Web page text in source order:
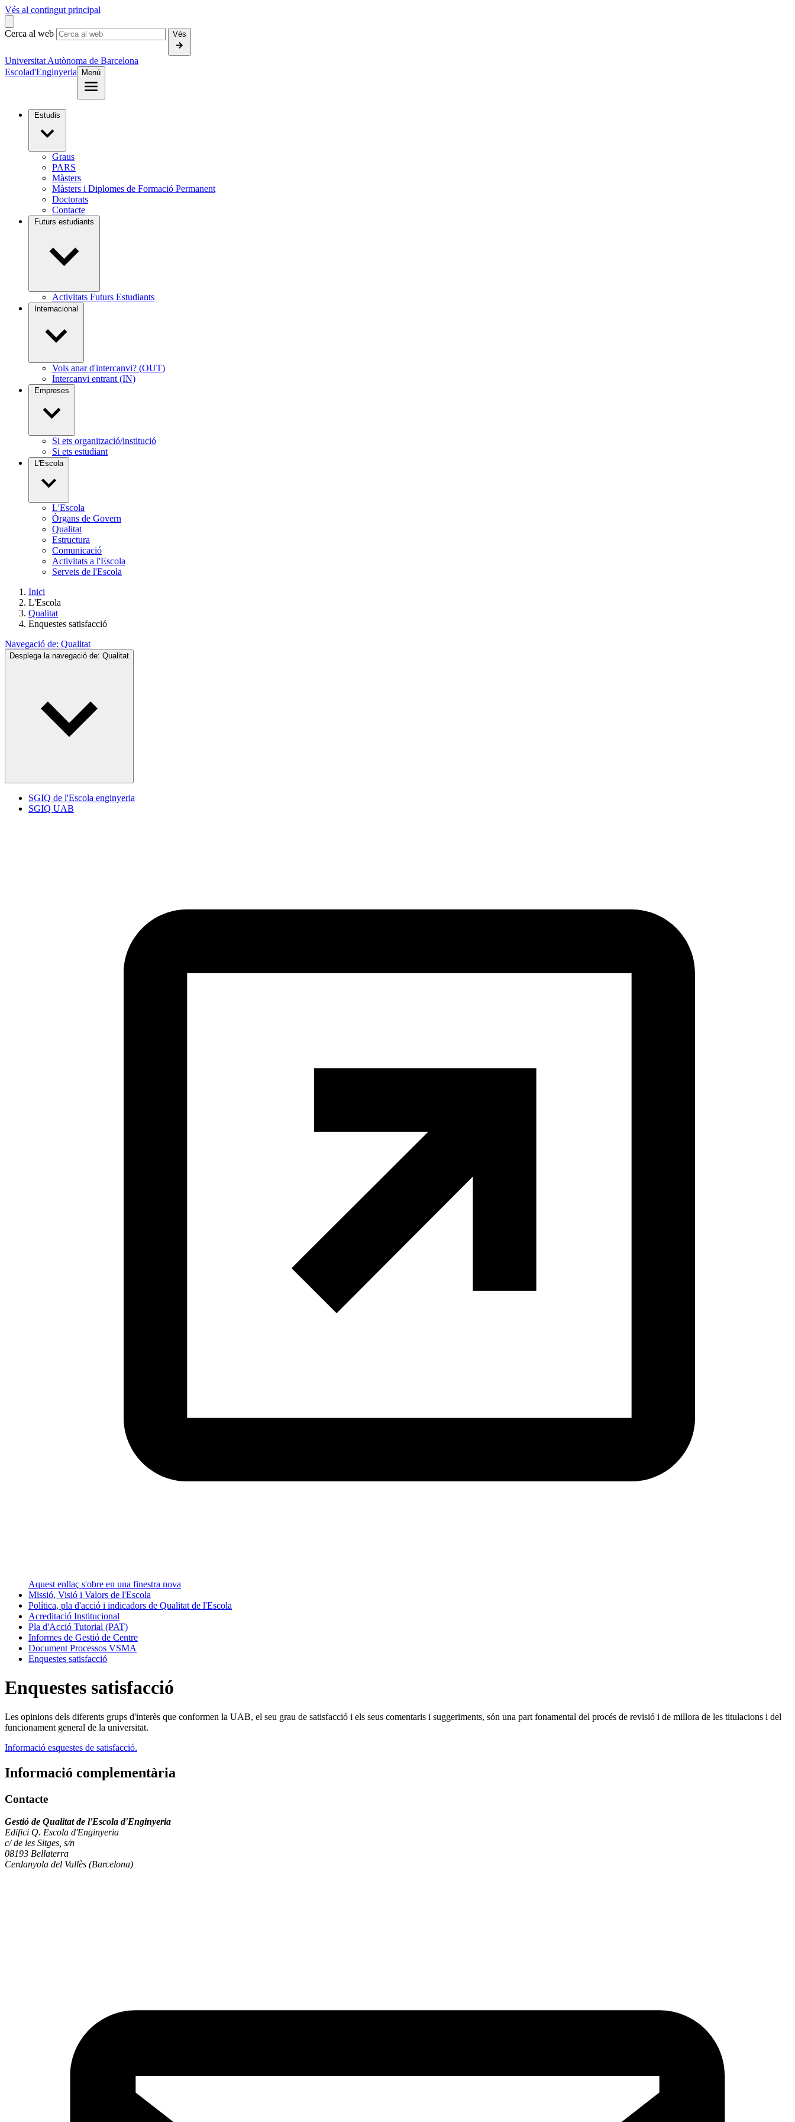
Vés al contingut principal
Cerca al web Vés
Universitat Autònoma de Barcelona
Escolad'Enginyeria Menú
Estudis
Graus
PARS
Màsters
Màsters i Diplomes de Formació Permanent
Doctorats
Contacte
Futurs estudiants
Activitats Futurs Estudiants
Internacional
Vols anar d'intercanvi? (OUT)
Intercanvi entrant (IN)
Empreses
Si ets organització/institució
Si ets estudiant
L'Escola
L'Escola
Òrgans de Govern
Qualitat
Estructura
Comunicació
Activitats a l'Escola
Serveis de l'Escola
Inici
L'Escola
Qualitat
Enquestes satisfacció
Navegació de: Qualitat
Desplega la navegació de: Qualitat
SGIQ de l'Escola enginyeria
SGIQ UAB
Aquest enllaç s'obre en una finestra nova
Missió, Visió i Valors de l'Escola
Política, pla d'acció i indicadors de Qualitat de l'Escola
Acreditació Institucional
Pla d'Acció Tutorial (PAT)
Informes de Gestió de Centre
Document Processos VSMA
Enquestes satisfacció
Enquestes satisfacció
Les opinions dels diferents grups d'interès que conformen la UAB, el seu grau de satisfacció i els seus comentaris i suggeriments, són una part fonamental del procés de revisió i de millora de les titulacions i del
funcionament general de la universitat.
Informació esquestes de satisfacció.
Informació complementària
Contacte
Gestió de Qualitat de l'Escola d'Enginyeria
Edifici Q. Escola d'Enginyeria
c/ de les Sitges, s/n
08193 Bellaterra
Cerdanyola del Vallès (Barcelona)